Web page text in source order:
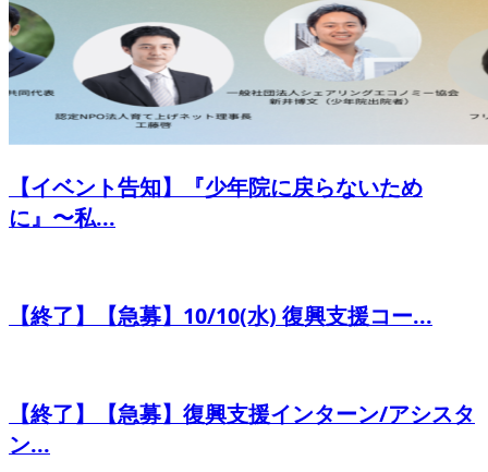
【イベント告知】『少年院に戻らないため
に』〜私...
【終了】【急募】10/10(水) 復興支援コー...
【終了】【急募】復興支援インターン/アシスタ
ン...